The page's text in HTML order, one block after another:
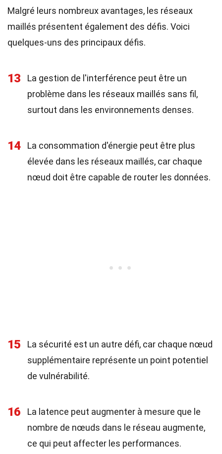
Malgré leurs nombreux avantages, les réseaux
maillés présentent également des défis. Voici
quelques-uns des principaux défis.
13
La gestion de l'interférence peut être un
problème dans les réseaux maillés sans fil,
surtout dans les environnements denses.
14
La consommation d'énergie peut être plus
élevée dans les réseaux maillés, car chaque
nœud doit être capable de router les données.
15
La sécurité est un autre défi, car chaque nœud
supplémentaire représente un point potentiel
de vulnérabilité.
16
La latence peut augmenter à mesure que le
nombre de nœuds dans le réseau augmente,
ce qui peut affecter les performances.